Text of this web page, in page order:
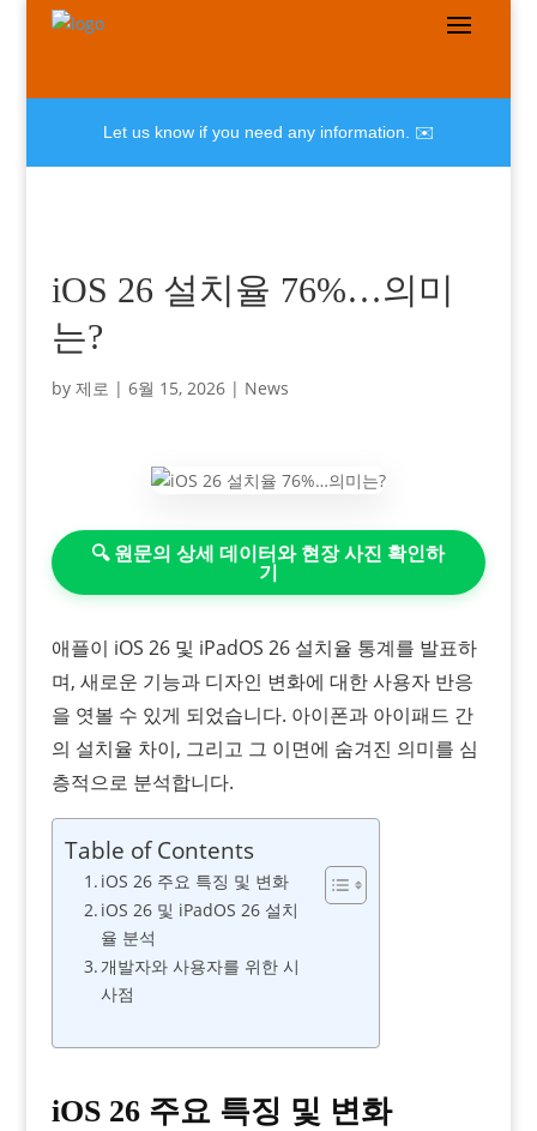
Let us know if you need any information. ✉️
iOS 26 설치율 76%…의미
는?
by 제로 | 6월 15, 2026| News
🔍 원문의 상세 데이터와 현장 사진 확인하
기
애플이 iOS 26 및 iPadOS 26 설치율 통계를 발표하
며, 새로운 기능과 디자인 변화에 대한 사용자 반응
을 엿볼 수 있게 되었습니다. 아이폰과 아이패드 간
의 설치율 차이, 그리고 그 이면에 숨겨진 의미를 심
층적으로 분석합니다.
Table of Contents
iOS 26 주요 특징 및 변화
iOS 26 및 iPadOS 26 설치
율 분석
개발자와 사용자를 위한 시
사점
iOS 26 주요 특징 및 변화